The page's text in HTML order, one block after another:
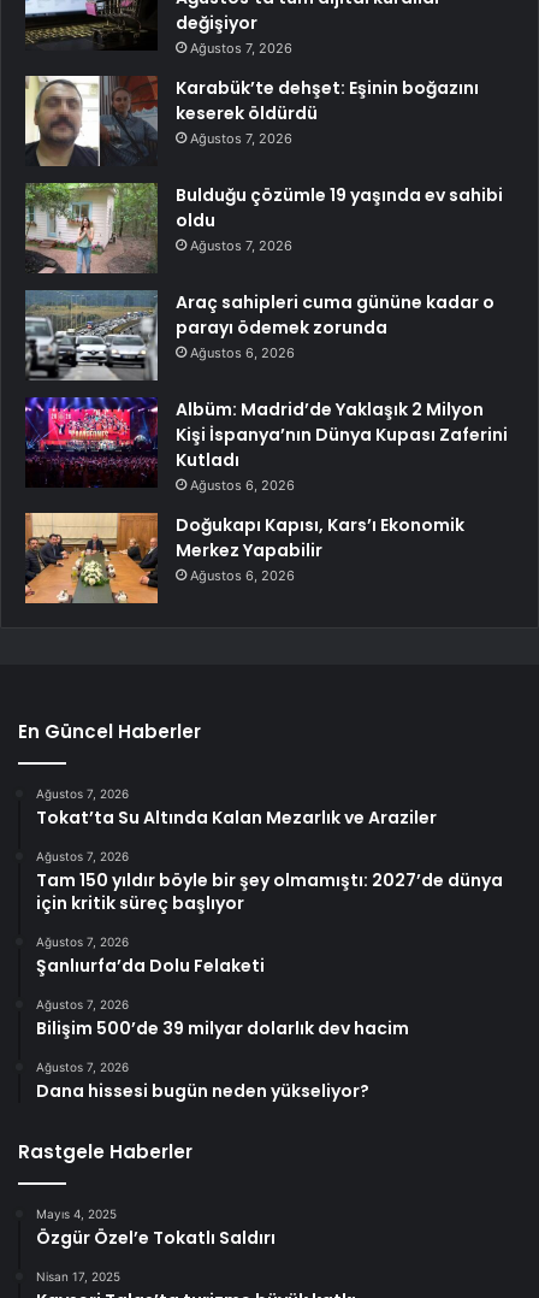
değişiyor
Ağustos 7, 2026
Karabük’te dehşet: Eşinin boğazını
keserek öldürdü
Ağustos 7, 2026
Bulduğu çözümle 19 yaşında ev sahibi
oldu
Ağustos 7, 2026
Araç sahipleri cuma gününe kadar o
parayı ödemek zorunda
Ağustos 6, 2026
Albüm: Madrid’de Yaklaşık 2 Milyon
Kişi İspanya’nın Dünya Kupası Zaferini
Kutladı
Ağustos 6, 2026
Doğukapı Kapısı, Kars’ı Ekonomik
Merkez Yapabilir
Ağustos 6, 2026
En Güncel Haberler
Ağustos 7, 2026
Tokat’ta Su Altında Kalan Mezarlık ve Araziler
Ağustos 7, 2026
Tam 150 yıldır böyle bir şey olmamıştı: 2027’de dünya
için kritik süreç başlıyor
Ağustos 7, 2026
Şanlıurfa’da Dolu Felaketi
Ağustos 7, 2026
Bilişim 500’de 39 milyar dolarlık dev hacim
Ağustos 7, 2026
Dana hissesi bugün neden yükseliyor?
Rastgele Haberler
Mayıs 4, 2025
Özgür Özel’e Tokatlı Saldırı
Nisan 17, 2025